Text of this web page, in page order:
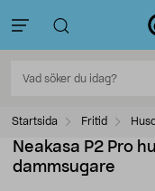
Startsida Fritid
Neakasa P2 Pro
dammsugare